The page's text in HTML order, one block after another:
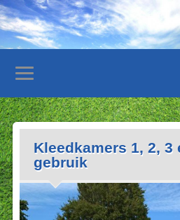
Kleedkamers 1, 2, 3
gebruik